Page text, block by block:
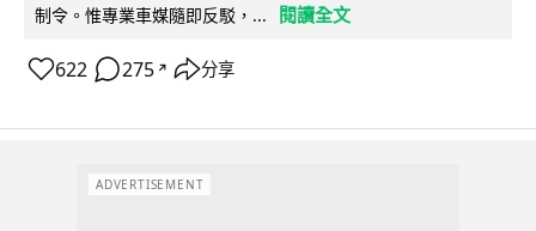
制令。惟專業車媒隨即反駁，...
閱讀全文
622 275 ↗ 分享
ADVERTISEMENT